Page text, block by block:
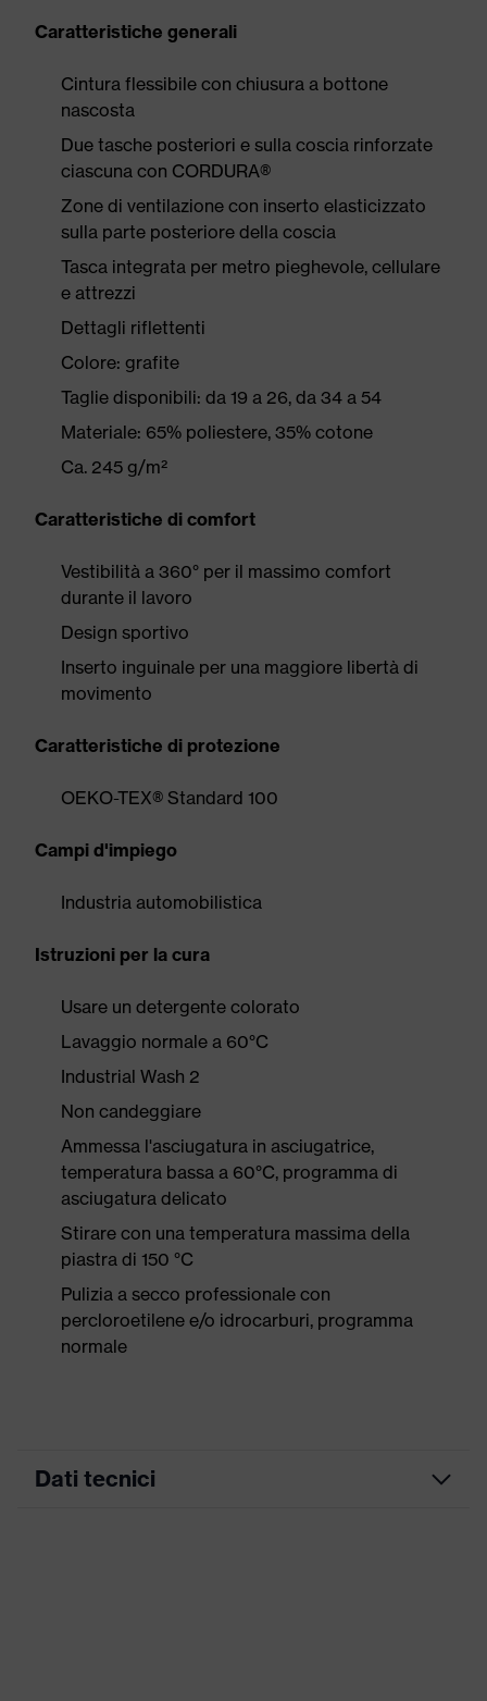
Caratteristiche generali
Cintura flessibile con chiusura a bottone
nascosta
Due tasche posteriori e sulla coscia rinforzate
ciascuna con CORDURA®
Zone di ventilazione con inserto elasticizzato
sulla parte posteriore della coscia
Tasca integrata per metro pieghevole, cellulare
e attrezzi
Dettagli riflettenti
Colore: grafite
Taglie disponibili: da 19 a 26, da 34 a 54
Materiale: 65% poliestere, 35% cotone
Ca. 245 g/m²
Caratteristiche di comfort
Vestibilità a 360° per il massimo comfort
durante il lavoro
Design sportivo
Inserto inguinale per una maggiore libertà di
movimento
Caratteristiche di protezione
OEKO-TEX® Standard 100
Campi d'impiego
Industria automobilistica
Istruzioni per la cura
Usare un detergente colorato
Lavaggio normale a 60°C
Industrial Wash 2
Non candeggiare
Ammessa l'asciugatura in asciugatrice,
temperatura bassa a 60°C, programma di
asciugatura delicato
Stirare con una temperatura massima della
piastra di 150 °C
Pulizia a secco professionale con
percloroetilene e/o idrocarburi, programma
normale
Dati tecnici